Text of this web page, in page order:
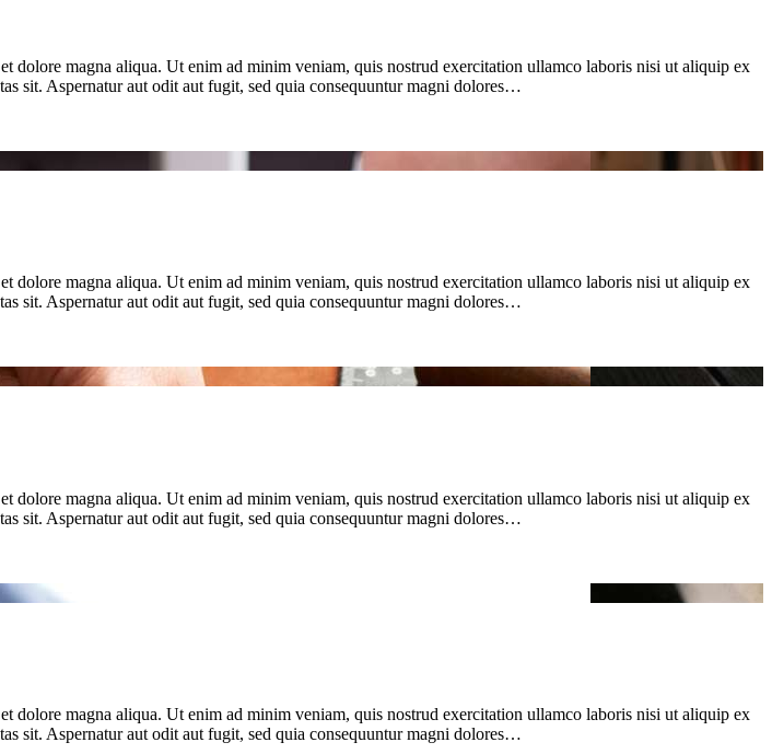
dolore magna aliqua. Ut enim ad minim veniam, quis nostrud exercitation ullamco laboris nisi ut aliquip ex
sit. Aspernatur aut odit aut fugit, sed quia consequuntur magni dolores…
dolore magna aliqua. Ut enim ad minim veniam, quis nostrud exercitation ullamco laboris nisi ut aliquip ex
sit. Aspernatur aut odit aut fugit, sed quia consequuntur magni dolores…
dolore magna aliqua. Ut enim ad minim veniam, quis nostrud exercitation ullamco laboris nisi ut aliquip ex
sit. Aspernatur aut odit aut fugit, sed quia consequuntur magni dolores…
dolore magna aliqua. Ut enim ad minim veniam, quis nostrud exercitation ullamco laboris nisi ut aliquip ex
sit. Aspernatur aut odit aut fugit, sed quia consequuntur magni dolores…